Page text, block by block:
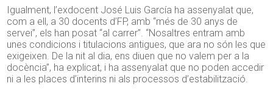
Igualment, l’exdocent José Luis García ha assenyalat que,
com a ell, a 30 docents d’FP, amb “més de 30 anys de
servei”, els han posat “al carrer”. “Nosaltres entram amb
unes condicions i titulacions antigues, que ara no són les que
exigeixen. De la nit al dia, ens diuen que no valem per a la
docència”, ha explicat, i ha assenyalat que no poden accedir
ni a les places d’interins ni als processos d’estabilització.